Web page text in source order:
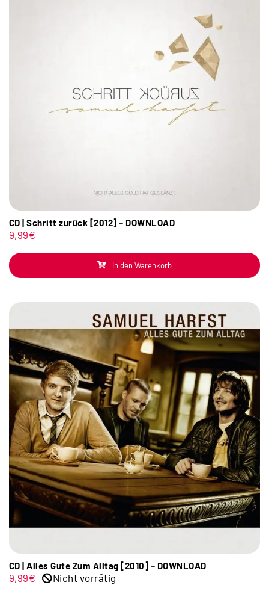
CD | Schritt zurück [2012] – DOWNLOAD
9,99€
In den Warenkorb
CD | Alles Gute Zum Alltag [2010] – DOWNLOAD
9,99€ Nicht vorrätig